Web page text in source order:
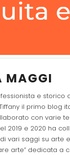
MAGGI
e storico
il primo blog
con varie
2019 e 2020 ha
di vari saggi su
arte” dedicata a